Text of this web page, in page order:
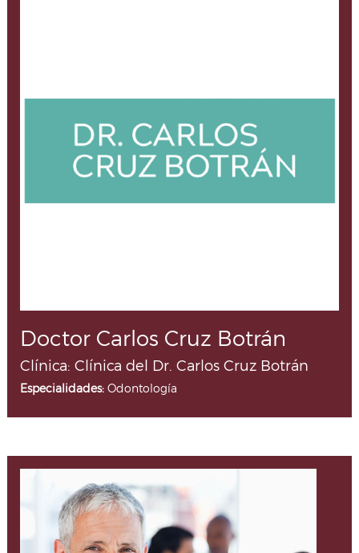
Doctor Carlos Cruz Botrán
Clínica: Clínica del Dr. Carlos Cruz Botrán
Especialidades: Odontología